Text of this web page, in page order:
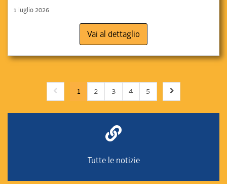
1 luglio 2026
Vai al dettaglio
Previous page
1 2 3 4 5 Next page
Tutte le notizie